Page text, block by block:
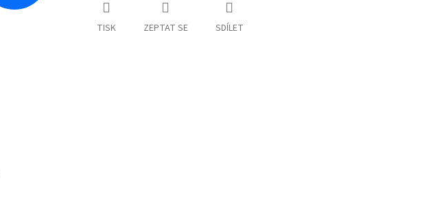
TISK ZEPTAT SE SDÍLET